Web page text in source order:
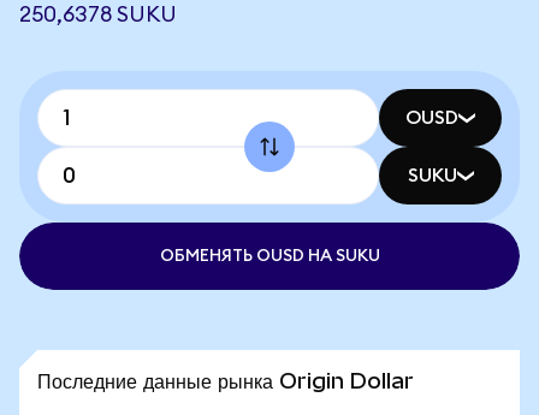
250,6378 SUKU
OUSD
SUKU
ОБМЕНЯТЬ OUSD НА SUKU
Последние данные рынка Origin Dollar